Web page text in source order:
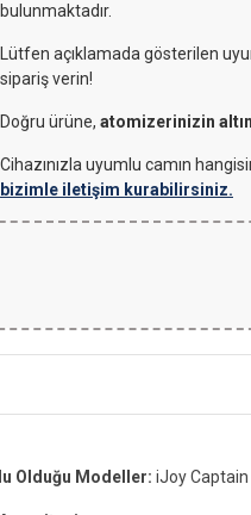
bulunmaktadır.
Lütfen açıklamada gösterilen
sipariş verin!
Doğru ürüne, atomizerinizin
Cihazınızla uyumlu camın
bizimle iletişim kurabilirsiniz.
Olduğu Modeller: iJoy Captain